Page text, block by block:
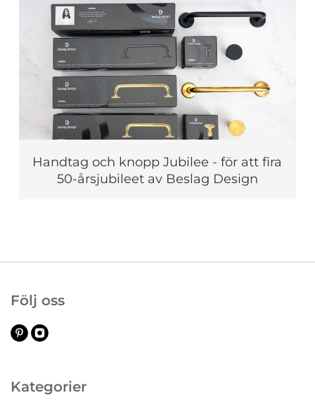
Handtag och knopp Jubilee - för att fira
50-årsjubileet av Beslag Design
Kategorier
Följ oss